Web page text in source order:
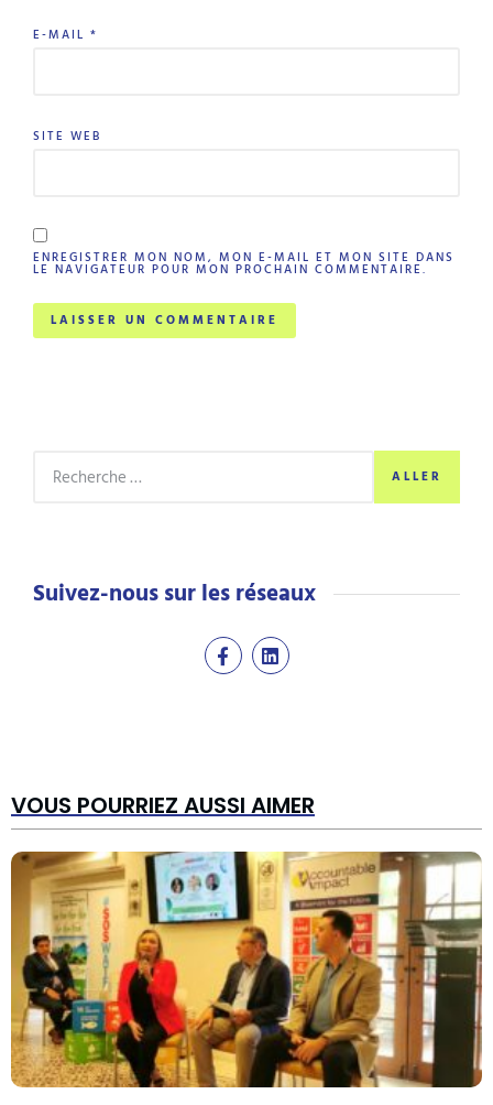
ALLER
Suivez-nous sur les réseaux
E-MAIL *
SITE WEB
ENREGISTRER MON NOM, MON E-MAIL ET MON SITE DANS
LE NAVIGATEUR POUR MON PROCHAIN COMMENTAIRE.
VOUS POURRIEZ AUSSI AIMER